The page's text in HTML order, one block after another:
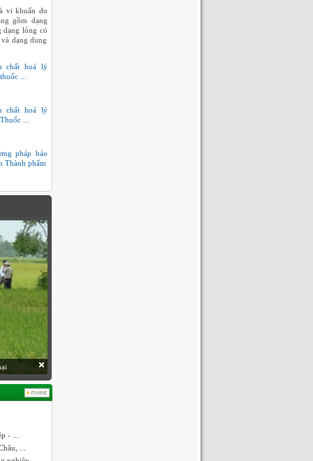
vi khuẩn do
gồm dạng
dạng lỏng có
dạng dung
chất hoá lý
...
chất hoá lý
...
pháp bảo
Thành phẩm
- ...
...